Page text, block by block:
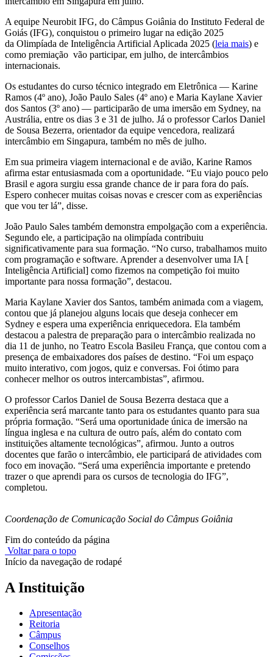
A equipe Neurobit IFG, do Câmpus Goiânia do Instituto Federal de
Goiás (IFG), conquistou o primeiro lugar na edição 2025
da Olimpíada de Inteligência Artificial Aplicada 2025 (leia mais) e
como premiação vão participar, em julho, de intercâmbios
internacionais.
Os estudantes do curso técnico integrado em Eletrônica — Karine
Ramos (4º ano), João Paulo Sales (4º ano) e Maria Kaylane Xavier
dos Santos (3º ano) — participarão de uma imersão em Sydney, na
Austrália, entre os dias 3 e 31 de julho. Já o professor Carlos Daniel
de Sousa Bezerra, orientador da equipe vencedora, realizará
intercâmbio em Singapura, também no mês de julho.
Em sua primeira viagem internacional e de avião, Karine Ramos
afirma estar entusiasmada com a oportunidade. “Eu viajo pouco pelo
Brasil e agora surgiu essa grande chance de ir para fora do país.
Espero conhecer muitas coisas novas e crescer com as experiências
que vou ter lá”, disse.
João Paulo Sales também demonstra empolgação com a experiência.
Segundo ele, a participação na olimpíada contribuiu
significativamente para sua formação. “No curso, trabalhamos muito
com programação e software. Aprender a desenvolver uma IA [
Inteligência Artificial] como fizemos na competição foi muito
importante para nossa formação”, destacou.
Maria Kaylane Xavier dos Santos, também animada com a viagem,
contou que já planejou alguns locais que deseja conhecer em
Sydney e espera uma experiência enriquecedora. Ela também
destacou a palestra de preparação para o intercâmbio realizada no
dia 11 de junho, no Teatro Escola Basileu França, que contou com a
presença de embaixadores dos países de destino. “Foi um espaço
muito interativo, com jogos, quiz e conversas. Foi ótimo para
conhecer melhor os outros intercambistas”, afirmou.
O professor Carlos Daniel de Sousa Bezerra destaca que a
experiência será marcante tanto para os estudantes quanto para sua
própria formação. “Será uma oportunidade única de imersão na
língua inglesa e na cultura de outro país, além do contato com
instituições altamente tecnológicas”, afirmou. Junto a outros
docentes que farão o intercâmbio, ele participará de atividades com
foco em inovação. “Será uma experiência importante e pretendo
trazer o que aprendi para os cursos de tecnologia do IFG”,
completou.
Coordenação de Comunicação Social do Câmpus Goiânia
Fim do conteúdo da página
Voltar para o topo
Início da navegação de rodapé
A Instituição
Apresentação
Reitoria
Câmpus
Conselhos